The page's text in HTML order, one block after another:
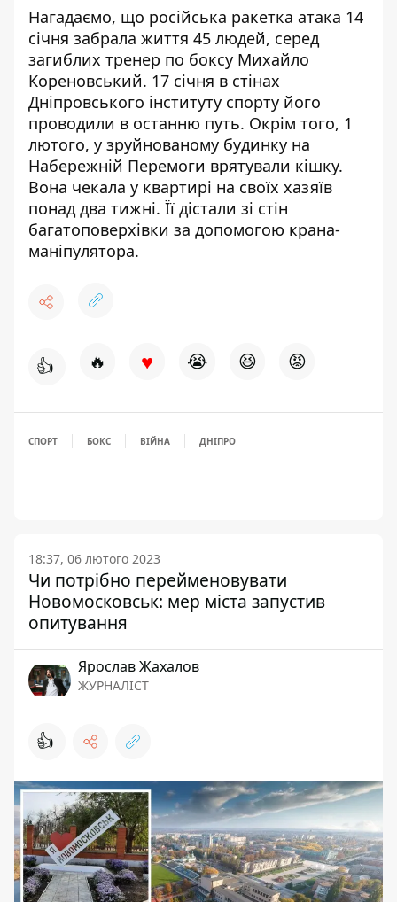
Нагадаємо, що російська ракетка атака 14
січня забрала життя 45 людей, серед
загиблих тренер по боксу Михайло
Кореновський. 17 січня в стінах
Дніпровського інституту спорту його
проводили в останню путь. Окрім того, 1
лютого, у зруйнованому будинку на
Набережній Перемоги врятували кішку.
Вона чекала у квартирі на своїх хазяїв
понад два тижні. Її дістали зі стін
багатоповерхівки за допомогою крана-
маніпулятора.
👍 🔥 ♥ 😭 😆 😡
СПОРТ БОКС ВІЙНА ДНІПРО
18:37, 06 лютого 2023
Чи потрібно перейменовувати
Новомосковськ: мер міста запустив
опитування
Ярослав Жахалов
ЖУРНАЛІСТ
👍